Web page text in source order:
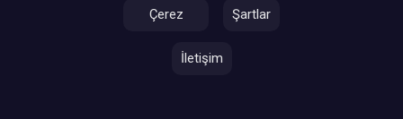
Çerez Şartlar
İletişim